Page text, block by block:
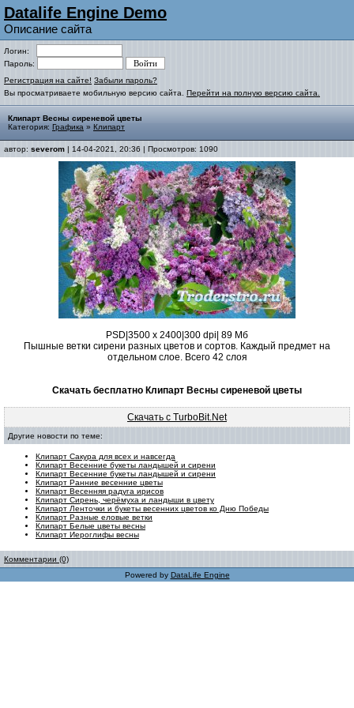
Datalife Engine Demo
Описание сайта
Логин:
Пароль:
Регистрация на сайте! Забыли пароль?
Вы просматриваете мобильную версию сайта. Перейти на полную версию сайта.
Клипарт Весны сиреневой цветы
Категория: Графика » Клипарт
автор: severom | 14-04-2021, 20:36 | Просмотров: 1090
PSD|3500 х 2400|300 dpi| 89 Мб
Пышные ветки сирени разных цветов и сортов. Каждый предмет на
отдельном слое. Всего 42 слоя
Скачать бесплатно Клипарт Весны сиреневой цветы
Скачать с TurboBit.Net
Другие новости по теме:
Клипарт Сакура для всех и навсегда
Клипарт Весенние букеты ландышей и сирени
Клипарт Весенние букеты ландышей и сирени
Клипарт Ранние весенние цветы
Клипарт Весенняя радуга ирисов
Клипарт Сирень, черёмуха и ландыши в цвету
Клипарт Ленточки и букеты весенних цветов ко Дню Победы
Клипарт Разные еловые ветки
Клипарт Белые цветы весны
Клипарт Иероглифы весны
Комментарии (0)
Powered by DataLife Engine